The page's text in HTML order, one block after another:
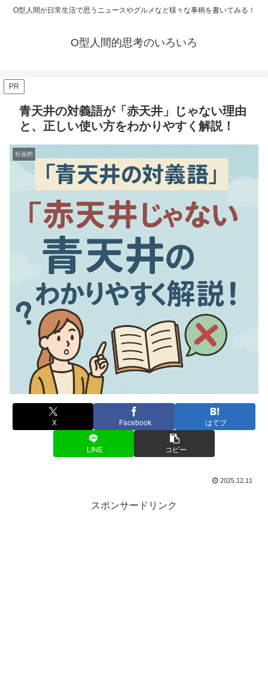
O型人間が日常生活で思うニュースやグルメなど様々な事柄を書いてみる！
O型人間的思考のいろいろ
PR
青天井の対義語が「赤天井」じゃない理由
と、正しい使い方をわかりやすく解説！
社会的
X Facebook はてブ
LINE コピー
2025.12.11
スポンサードリンク